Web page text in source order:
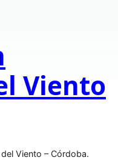
Viento
Viento – Córdoba.